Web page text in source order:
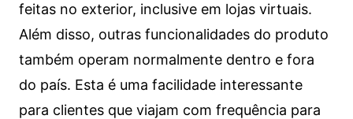
feitas no exterior, inclusive em lojas virtuais.
Além disso, outras funcionalidades do produto
também operam normalmente dentro e fora
do país. Esta é uma facilidade interessante
para clientes que viajam com frequência para